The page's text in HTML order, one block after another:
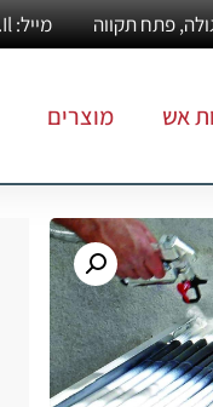
מייל: Info@alumotesh.co.il
אש מוצרים